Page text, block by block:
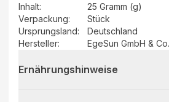
Inhalt:
25 Gramm (g)
Verpackung:
Stück
Ursprungsland:
Deutschland
Hersteller: EgeSun GmbH &
Ernährungshinweise